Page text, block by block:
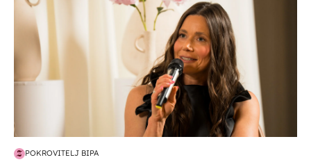
POKROVITELJ BIPA